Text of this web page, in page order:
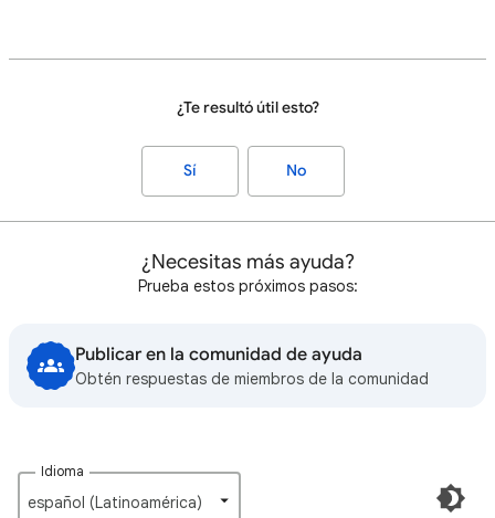
¿Te resultó útil esto?
Sí No
¿Necesitas más ayuda?
Prueba estos próximos pasos:
Publicar en la comunidad de ayuda
Obtén respuestas de miembros de la comunidad
Idioma
español (Latinoamérica)‎